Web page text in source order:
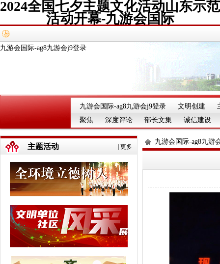
2024全国七夕主题文化活动山东示范
活动开幕-九游会国际
九游会国际-ag8九游会j9登录
九游会国际-ag8九游会j9登录 文明创建
聚焦
深度评论 部长文集 诚信建设
更多
主题活动
九游会国际-ag8九游